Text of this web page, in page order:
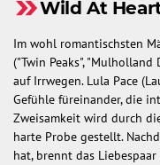
Wild At
Im wohl romantischsten
("Twin Peaks",
auf Irrwegen. Lula Pace
Gefühle füreinander, die
Zweisamkeit wird durch
harte Probe gestellt.
hat, brennt das